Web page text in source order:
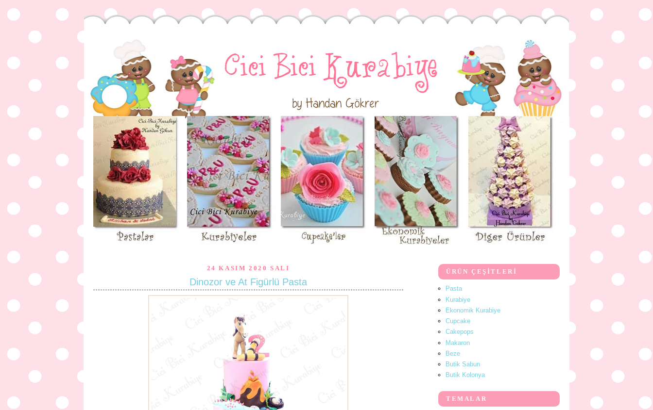
24 KASIM 2020 SALI
Dinozor ve At Figürlü Pasta
ÜRÜN ÇEŞİTLERİ
Pasta
Kurabiye
Ekonomik Kurabiye
Cupcake
Cakepops
Makaron
Beze
Butik Sabun
Butik Kolonya
TEMALAR